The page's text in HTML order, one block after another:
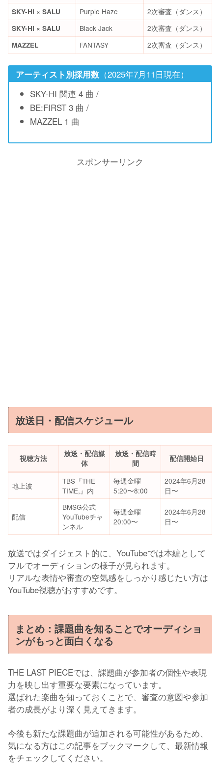
SKY-HI × SALU Purple Haze 2次審査（ダンス）
SKY-HI × SALU Black Jack 2次審査（ダンス）
MAZZEL FANTASY 2次審査（ダンス）
アーティスト別採用数（2025年7月11日現在）
SKY-HI 関連 4 曲 /
BE:FIRST 3 曲 /
MAZZEL 1 曲
スポンサーリンク
放送日・配信スケジュール
視聴方法
放送・配信媒
体
放送・配信時
間
配信開始日
地上波
TBS『THE
TIME,』内
毎週金曜
5:20〜8:00
2024年6月28
日〜
配信
BMSG公式
YouTubeチャ
ンネル
毎週金曜
20:00〜
2024年6月28
日〜
放送ではダイジェスト的に、YouTubeでは本編として
フルでオーディションの様子が見られます。
リアルな表情や審査の空気感をしっかり感じたい方は
YouTube視聴がおすすめです。
まとめ：課題曲を知ることでオーディショ
ンがもっと面白くなる
THE LAST PIECEでは、課題曲が参加者の個性や表現
力を映し出す重要な要素になっています。
選ばれた楽曲を知っておくことで、審査の意図や参加
者の成長がより深く見えてきます。
今後も新たな課題曲が追加される可能性があるため、
気になる方はこの記事をブックマークして、最新情報
をチェックしてください。